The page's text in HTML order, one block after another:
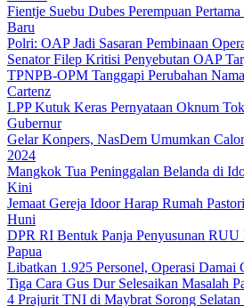
Fientje Suebu Dubes Perempuan
Baru
Polri: OAP Jadi Sasaran Pembinaan
Senator Filep Kritisi Penyebutan OAP
TPNPB-OPM Tanggapi Perubahan
Cartenz
LPP Kutuk Keras Pernyataan Oknum
Gubernur
Gelar Konpers, NasDem Umumkan
2024
Mangkok Tua Peninggalan Belanda di
Kini
Jemaat Gereja Idoor Harap Rumah
Huni
DPR RI Bentuk Panja Penyusunan RUU
Papua
Libatkan 1.925 Personel, Operasi Damai
Tiga Cara Gus Dur Selesaikan Masalah
4 Prajurit TNI di Maybrat Sorong